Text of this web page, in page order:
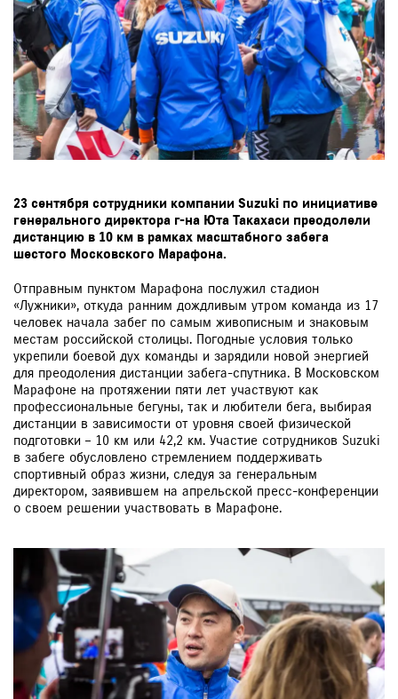
23 сентября сотрудники компании Suzuki по инициативе
генерального директора г-на Юта Такахаси преодолели
дистанцию в 10 км в рамках масштабного забега
шестого Московского Марафона.
Отправным пунктом Марафона послужил стадион
«Лужники», откуда ранним дождливым утром команда из 17
человек начала забег по самым живописным и знаковым
местам российской столицы. Погодные условия только
укрепили боевой дух команды и зарядили новой энергией
для преодоления дистанции забега-спутника. В Московском
Марафоне на протяжении пяти лет участвуют как
профессиональные бегуны, так и любители бега, выбирая
дистанции в зависимости от уровня своей физической
подготовки – 10 км или 42,2 км. Участие сотрудников Suzuki
в забеге обусловлено стремлением поддерживать
спортивный образ жизни, следуя за генеральным
директором, заявившем на апрельской пресс-конференции
о своем решении участвовать в Марафоне.